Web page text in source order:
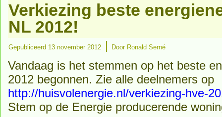
Verkiezing beste
NL 2012!
Gepubliceerd 13 november 2012 | Door Ronald Serné
Vandaag is het stemmen op het beste
2012 begonnen. Zie alle deelnemers op
http://huisvolenergie.nl/verkiezing-hve-
Stem op de Energie producerende